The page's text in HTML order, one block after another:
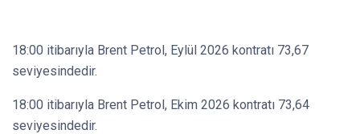
18:00 itibarıyla Brent Petrol, Eylül 2026 kontratı 73,67
seviyesindedir.
18:00 itibarıyla Brent Petrol, Ekim 2026 kontratı 73,64
seviyesindedir.